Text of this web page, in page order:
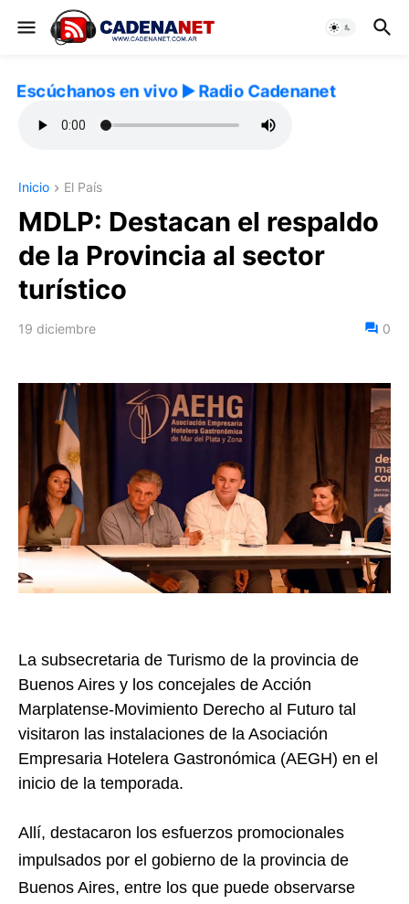
Escúchanos en vivo ▶️ Radio Cadenanet
Inicio El País
MDLP: Destacan el respaldo
de la Provincia al sector
turístico
19 diciembre 0
La subsecretaria de Turismo de la provincia de
Buenos Aires y los concejales de Acción
Marplatense-Movimiento Derecho al Futuro tal
visitaron las instalaciones de la Asociación
Empresaria Hotelera Gastronómica (AEGH) en el
inicio de la temporada.
Allí, destacaron los esfuerzos promocionales
impulsados por el gobierno de la provincia de
Buenos Aires, entre los que puede observarse